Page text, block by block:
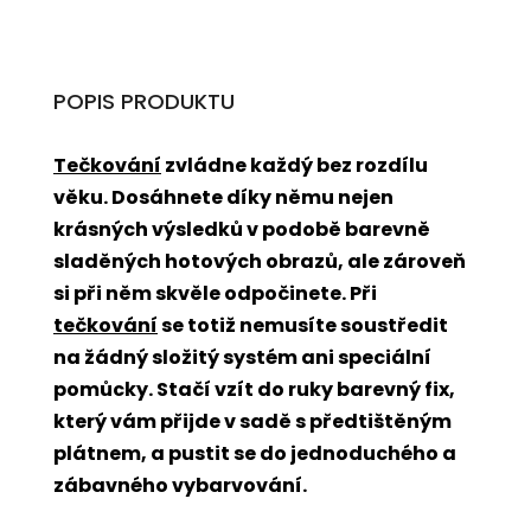
POPIS PRODUKTU
Tečkování zvládne každý bez rozdílu
věku. Dosáhnete díky němu nejen
krásných výsledků v podobě barevně
sladěných hotových obrazů, ale zároveň
si při něm skvěle odpočinete. Při
tečkováníse totiž nemusíte soustředit
na žádný složitý systém ani speciální
pomůcky. Stačí vzít do ruky barevný fix,
který vám přijde v sadě s předtištěným
plátnem, a pustit se do jednoduchého a
zábavného vybarvování.